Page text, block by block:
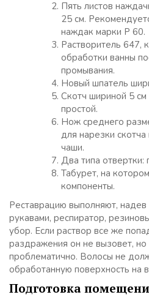
Пять листов
25 см.
наждак марки P 60.
Растворитель 647,
обработки ванны
промывания.
Новый шпатель
Скотч шириной 5
простой.
Нож среднего
для нарезки
чаши.
Два типа отвертки:
Табурет, на
компоненты.
Реставрацию выполняют,
рукавами, респиратор,
убор. Если раствор все же
раздражения он не вызовет, но
проблематично. Волосы не
обработанную поверхность на
Подготовка